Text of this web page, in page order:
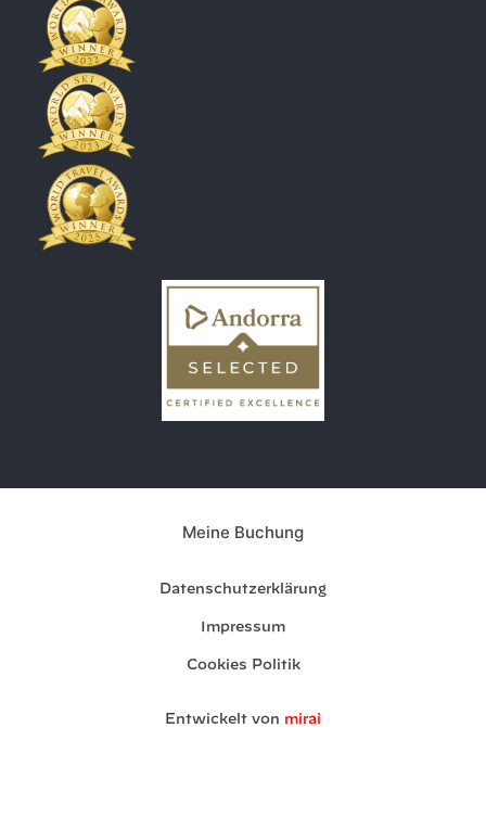
Meine Buchung
Datenschutzerklärung
Impressum
Cookies Politik
Entwickelt von mirai